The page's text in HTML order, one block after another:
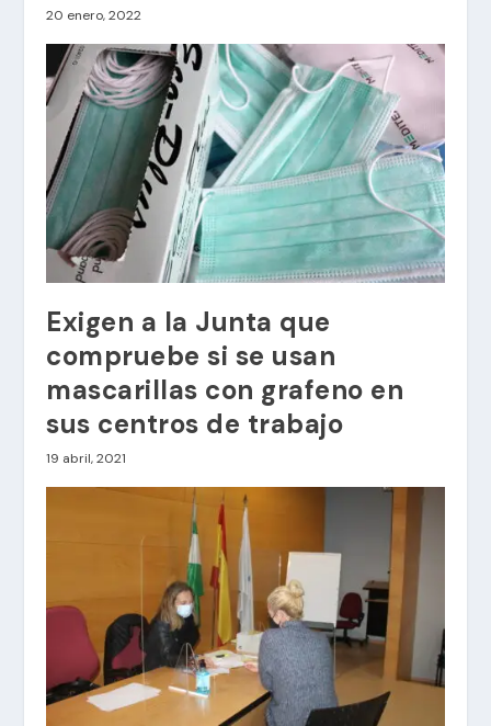
20 enero, 2022
Exigen a la Junta que
compruebe si se usan
mascarillas con grafeno en
sus centros de trabajo
19 abril, 2021